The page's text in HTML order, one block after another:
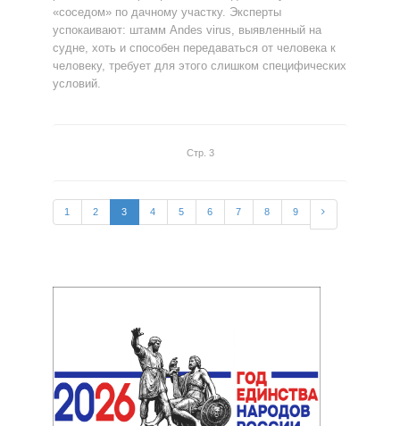
«соседом» по дачному участку. Эксперты
успокаивают: штамм Andes virus, выявленный на
судне, хоть и способен передаваться от человека к
человеку, требует для этого слишком специфических
условий.
Стр. 3
1 2 3 4 5 6 7 8 9